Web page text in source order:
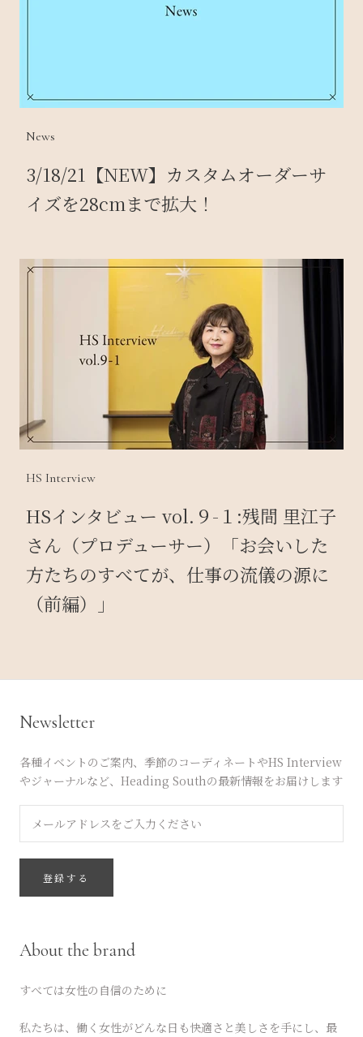
News
3/18/21【NEW】カスタムオーダーサ
イズを28cmまで拡大！
HS Interview
HSインタビュー vol.９-１:残間 里江子
さん（プロデューサー）「お会いした
方たちのすべてが、仕事の流儀の源に
（前編）」
Newsletter
各種イベントのご案内、季節のコーディネートやHS Interview
やジャーナルなど、Heading Southの最新情報をお届けします
登録する
About the brand
すべては女性の自信のために
私たちは、働く女性がどんな日も快適さと美しさを手にし、最